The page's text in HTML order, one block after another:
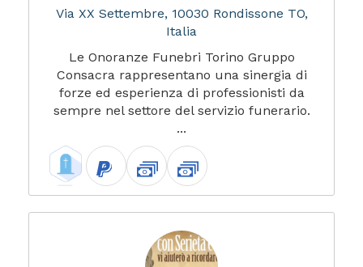
Via XX Settembre, 10030 Rondissone TO,
Italia
Le Onoranze Funebri Torino Gruppo
Consacra rappresentano una sinergia di
forze ed esperienza di professionisti da
sempre nel settore del servizio funerario.
...